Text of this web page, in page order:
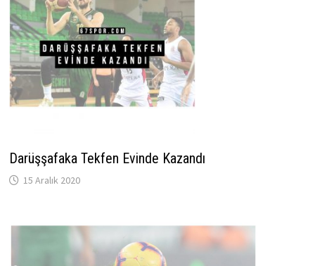
Darüşşafaka Tekfen Evinde Kazandı
15 Aralık 2020